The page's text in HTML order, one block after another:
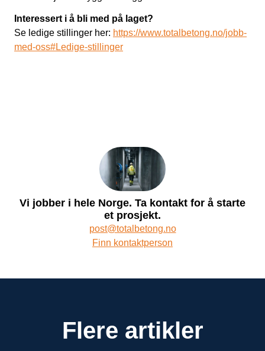
Vi jobber i hele Norge. Ta kontakt for å starte
et prosjekt.
post@totalbetong.no
Finn kontaktperson
Interessert i å bli med på laget?
Se ledige stillinger her: https://www.totalbetong.no/jobb-
med-oss#Ledige-stillinger
Flere artikler